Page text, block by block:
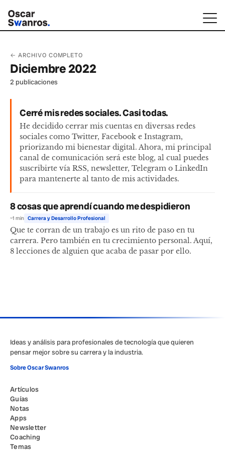
← ARCHIVO COMPLETO
Diciembre 2022
2 publicaciones
Cerré mis redes sociales. Casi todas.
He decidido cerrar mis cuentas en diversas redes
sociales como Twitter, Facebook e Instagram,
priorizando mi bienestar digital. Ahora, mi principal
canal de comunicación será este blog, al cual puedes
suscribirte vía RSS, newsletter, Telegram o LinkedIn
para mantenerte al tanto de mis actividades.
8 cosas que aprendí cuando me despidieron
~1 min Carrera y Desarrollo Profesional
Que te corran de un trabajo es un rito de paso en tu
carrera. Pero también en tu crecimiento personal. Aquí,
8 lecciones de alguien que acaba de pasar por ello.
Ideas y análisis para profesionales de tecnología que quieren
pensar mejor sobre su carrera y la industria.
Sobre Oscar Swanros
Artículos
Guías
Notas
Apps
Newsletter
Coaching
Temas